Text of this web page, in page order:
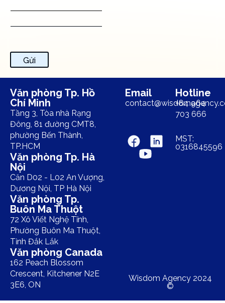
Gửi
Văn phòng Tp. Hồ
Chí Minh
Tầng 3, Tòa nhà Rạng
Đông, 81 đường CMT8,
phường Bến Thành,
TP.HCM
Văn phòng Tp. Hà
Nội
Căn D02 - L02 An Vượng,
Dương Nội, TP Hà Nội
Văn phòng Tp.
Buôn Ma Thuột
72 Xô Viết Nghệ Tĩnh,
Phường Buôn Ma Thuột,
Tỉnh Đắk Lắk
Văn phòng Canada
162 Peach Blossom
Crescent, Kitchener N2E
3E6, ON
Email Hotline
+84 964
703 666
MST:
0316845596
Wisdom Agency 2024
©